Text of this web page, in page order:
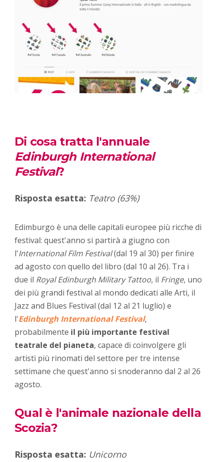
Di cosa tratta l'annuale
Edinburgh International
Festival?
Risposta esatta: Teatro (63%)
Edimburgo è una delle capitali europee più ricche di
festival: quest'anno si partirà a giugno con
l'International Film Festival(dal 19 al 30) per finire
ad agosto con quello del libro (dal 10 al 26). Tra i
due il Royal Edinburgh Military Tattoo, il Fringe, uno
dei più grandi festival al mondo dedicati alle Arti, il
Jazz and Blues Festival (dal 12 al 21 luglio) e
l'Edinburgh International Festival,
probabilmente il più importante festival
teatrale del pianeta, capace di coinvolgere gli
artisti più rinomati del settore per tre intense
settimane che quest'anno si snoderanno dal 2 al 26
agosto.
Qual è l'animale nazionale della
Scozia?
Risposta esatta: Unicorno